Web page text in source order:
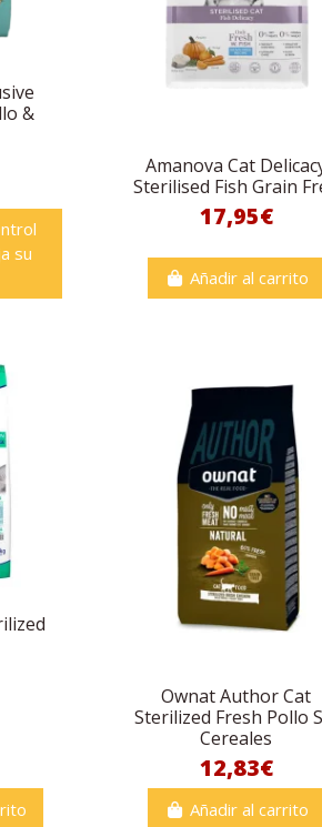
&
su
Amanova Cat
Sterilised Fish Grain
17,95€
Añadir al carrito
Ownat Author Cat
Sterilized Fresh Pollo
Cereales
12,83€
Añadir al carrito